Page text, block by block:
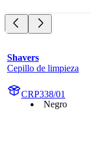
Shavers
Cepillo de limpieza
CRP338/01
Negro